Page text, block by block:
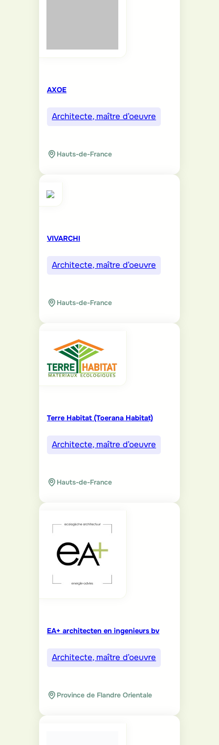
AXOE
Architecte, maître d’oeuvre
Hauts-de-France
VIVARCHI
Architecte, maître d’oeuvre
Hauts-de-France
Terre Habitat (Toerana Habitat)
Architecte, maître d’oeuvre
Hauts-de-France
EA+ architecten en ingenieurs bv
Architecte, maître d’oeuvre
Province de Flandre Orientale